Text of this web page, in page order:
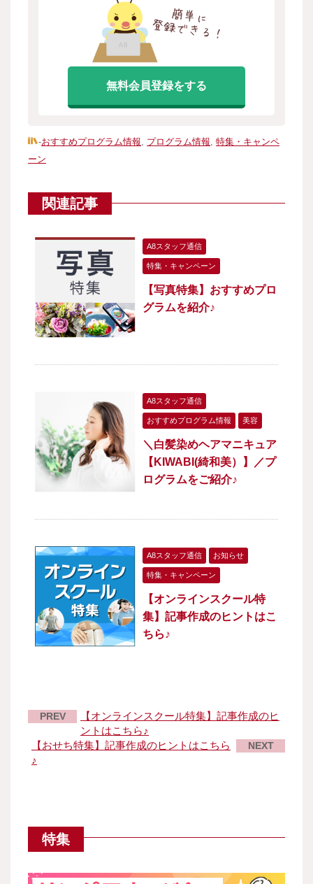
無料会員登録をする
-おすすめプログラム情報 プログラム情報 特集・キャンペ
ーン
関連記事
A8スタッフ通信
特集・キャンペーン
【写真特集】おすすめプロ
グラムを紹介♪
A8スタッフ通信
おすすめプログラム情報 美容
＼白髪染めヘアマニキュア
【KIWABI(綺和美）】／プ
ログラムをご紹介♪
A8スタッフ通信 お知らせ
特集・キャンペーン
【オンラインスクール特
集】記事作成のヒントはこ
ちら♪
PREV
【オンラインスクール特集】記事作成のヒ
ントはこちら♪
【おせち特集】記事作成のヒントはこちら
♪
NEXT
特集